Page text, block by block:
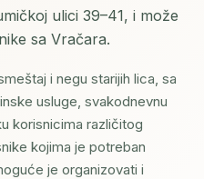
ulici 39–41, i može
sa Vračara.
i negu starijih lica, sa
usluge, svakodnevnu
korisnicima različitog
kojima je potreban
je organizovati i